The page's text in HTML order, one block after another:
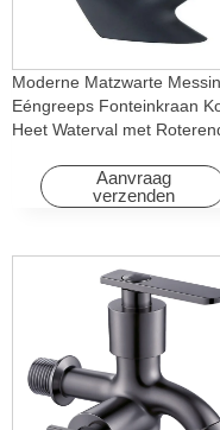
Moderne Matzwarte
Eéngreeps Fonteinkraan
Heet Waterval met
AppartementAanvraag
verzenden